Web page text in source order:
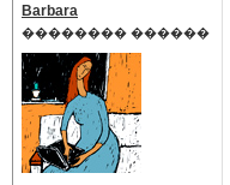
Barbara
�������� ������